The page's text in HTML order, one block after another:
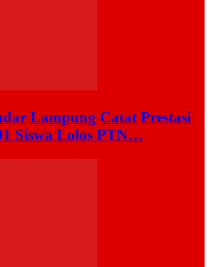
Lampung Catat Prestasi
Siswa Lolos PTN…